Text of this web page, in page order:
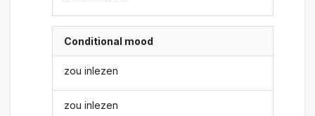
Conditional mood
zou inlezen
zou inlezen